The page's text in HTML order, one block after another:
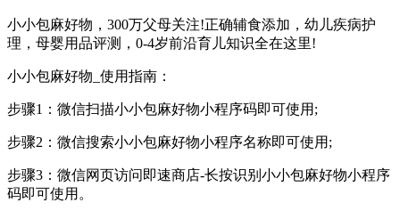
小小包麻好物，300万父母关注!正确辅食添加，幼儿疾病护
理，母婴用品评测，0-4岁前沿育儿知识全在这里!
小小包麻好物_使用指南：
步骤1：微信扫描小小包麻好物小程序码即可使用;
步骤2：微信搜索小小包麻好物小程序名称即可使用;
步骤3：微信网页访问即速商店-长按识别小小包麻好物小程序
码即可使用。